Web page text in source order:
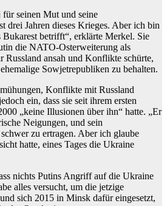
seinen Mut und seine
drei Jahren dieses Krieges. Aber ich bin
betrifft“, erklärte Merkel. Sie
die NATO-Osterweiterung als
Russland ansah und Konflikte schürte,
Sowjetrepubliken zu behalten.
Konflikte mit Russland
ein, dass sie seit ihrem ersten
„keine Illusionen über ihn“ hatte. „Er
Neigungen, und sein
zu ertragen. Aber ich glaube
hatte, eines Tages die Ukraine
nichts Putins Angriff auf die Ukraine
alles versucht, um die jetzige
sich 2015 in Minsk dafür eingesetzt,